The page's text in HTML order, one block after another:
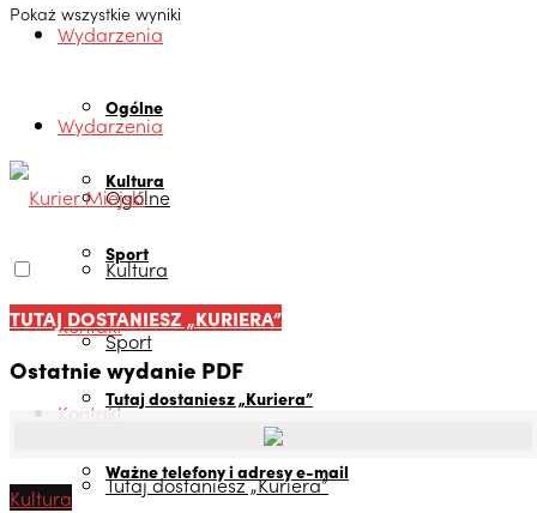
Pokaż wszystkie wyniki
Wydarzenia
Ogólne
Kultura
Sport
Kontakt
Tutaj dostaniesz „Kuriera”
Ważne telefony i adresy e-mail
Wydarzenia
Ogólne
Kultura
Sport
Kontakt
Tutaj dostaniesz „Kuriera”
TUTAJ DOSTANIESZ „KURIERA”
Ostatnie wydanie PDF
Kultura